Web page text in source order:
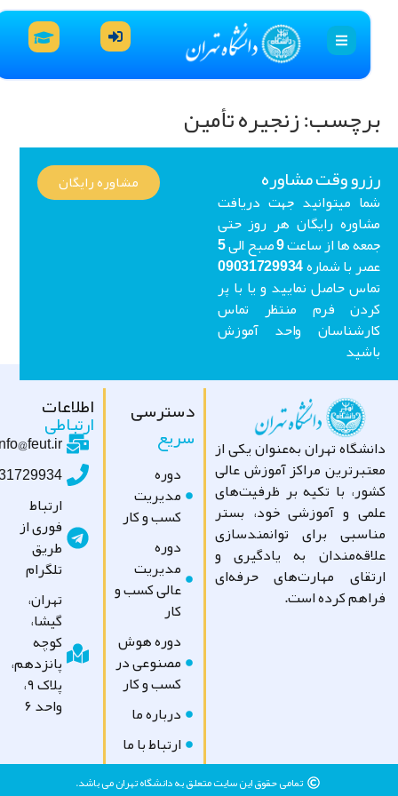
زنجیره تأمین
وقت مشاوره
میتوانید جهت دریافت
رایگان هر روز حتی
جمعه ها از ساعت 9 صبح الی 5
عصر با شماره 09031729934
حاصل نمایید و یا با پر
فرم منتظر تماس
واحد آموزش
مشاوره رایگان
تهران به‌عنوان یکی از
مراکز آموزش عالی
با تکیه بر ظرفیت‌های
و آموزشی خود، بستر
برای توانمندسازی
به یادگیری و
مهارت‌های حرفه‌ای
کرده است.
دسترسی
سریع
مدیریت
کسب و کار
مدیریت
عالی کسب و
دوره هوش
مصنوعی در
کسب و کار
درباره ما
ارتباط با ما
اطلاعات
ارتباطی
info@feut.ir
09031729934
ارتباط
فوری از
طریق
تلگرام
تهران،
گیشا،
کوچه
پانزدهم،
پلاک ۹،
واحد ۶
تمامی حقوق این سایت متعلق به دانشگاه تهران می باشد.